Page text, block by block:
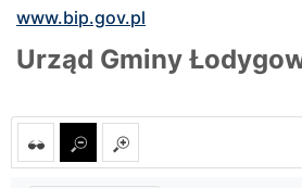
www.bip.gov.pl
Urząd Gminy